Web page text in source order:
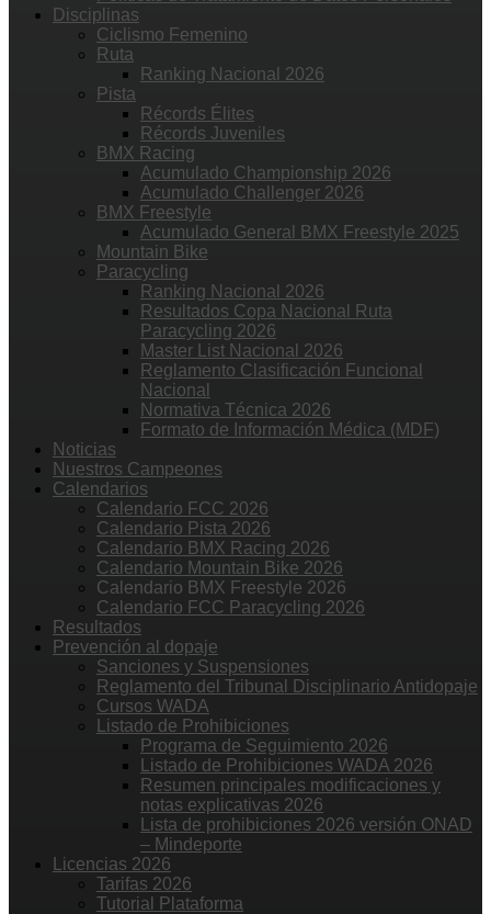
Disciplinas
Ciclismo Femenino
Ruta
Ranking Nacional 2026
Pista
Récords Élites
Récords Juveniles
BMX Racing
Acumulado Championship 2026
Acumulado Challenger 2026
BMX Freestyle
Acumulado General BMX Freestyle 2025
Mountain Bike
Paracycling
Ranking Nacional 2026
Resultados Copa Nacional Ruta
Paracycling 2026
Master List Nacional 2026
Reglamento Clasificación Funcional
Nacional
Normativa Técnica 2026
Formato de Información Médica (MDF)
Noticias
Nuestros Campeones
Calendarios
Calendario FCC 2026
Calendario Pista 2026
Calendario BMX Racing 2026
Calendario Mountain Bike 2026
Calendario BMX Freestyle 2026
Calendario FCC Paracycling 2026
Resultados
Prevención al dopaje
Sanciones y Suspensiones
Reglamento del Tribunal Disciplinario Antidopaje
Cursos WADA
Listado de Prohibiciones
Programa de Seguimiento 2026
Listado de Prohibiciones WADA 2026
Resumen principales modificaciones y
notas explicativas 2026
Lista de prohibiciones 2026 versión ONAD
– Mindeporte
Licencias 2026
Tarifas 2026
Tutorial Plataforma